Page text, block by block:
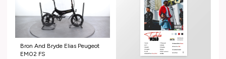
Bron And Bryde Elias Peugeot
EM02 FS